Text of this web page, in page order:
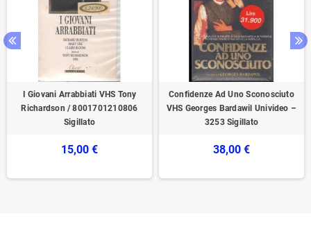
I Giovani Arrabbiati VHS Tony
Richardson / 8001701210806
Sigillato
15,00 €
Confidenze Ad Uno Sconosciuto
VHS Georges Bardawil Univideo –
3253 Sigillato
38,00 €